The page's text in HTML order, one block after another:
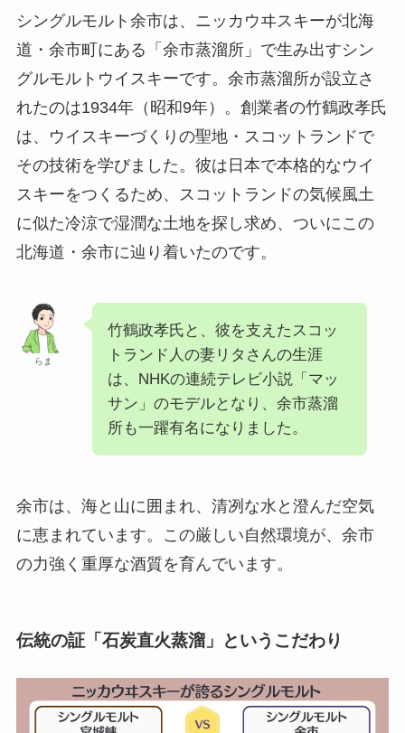
シングルモルト余市は、ニッカウヰスキーが北海
道・余市町にある「余市蒸溜所」で生み出すシン
グルモルトウイスキーです。余市蒸溜所が設立さ
れたのは1934年（昭和9年）。創業者の竹鶴政孝氏
は、ウイスキーづくりの聖地・スコットランドで
その技術を学びました。彼は日本で本格的なウイ
スキーをつくるため、スコットランドの気候風土
に似た冷涼で湿潤な土地を探し求め、ついにこの
北海道・余市に辿り着いたのです。
らま
竹鶴政孝氏と、彼を支えたスコッ
トランド人の妻リタさんの生涯
は、NHKの連続テレビ小説「マッ
サン」のモデルとなり、余市蒸溜
所も一躍有名になりました。
余市は、海と山に囲まれ、清冽な水と澄んだ空気
に恵まれています。この厳しい自然環境が、余市
の力強く重厚な酒質を育んでいます。
伝統の証「石炭直火蒸溜」というこだわり